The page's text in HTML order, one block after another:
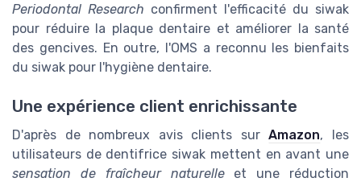
Periodontal Research confirment l'efficacité du siwak
pour réduire la plaque dentaire et améliorer la santé
des gencives. En outre, l'OMS a reconnu les bienfaits
du siwak pour l'hygiène dentaire.
Une expérience client enrichissante
D'après de nombreux avis clients surAmazon, les
utilisateurs de dentifrice siwak mettent en avant une
sensation de fraîcheur naturelleet une réduction